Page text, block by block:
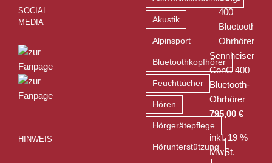
SOCIAL
MEDIA
HINWEIS
Akustik
Alpinsport
Bluetoothkopfhörer
Feuchttücher
Hören
Hörgerätepflege
Hörunterstützung
Sennheiser
ConC 400
Bluetooth-
Ohrhörer
795,00 €
inkl. 19 %
MwSt.